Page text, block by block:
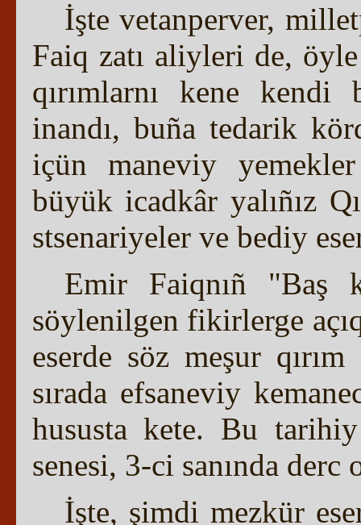
İşte vetanperver,
Faiq zatı aliyleri de,
qırımlarnı kene kendi
inandı, buña tedarik
içün maneviy
büyük icadkâr yalıñız
stsenariyeler ve bediy
Emir Faiqnıñ "Baş
söylenilgen fikirlerge
eserde söz meşur
sırada efsaneviy
hususta kete. Bu
senesi, 3-ci sanında derc
İşte, şimdi mezkür